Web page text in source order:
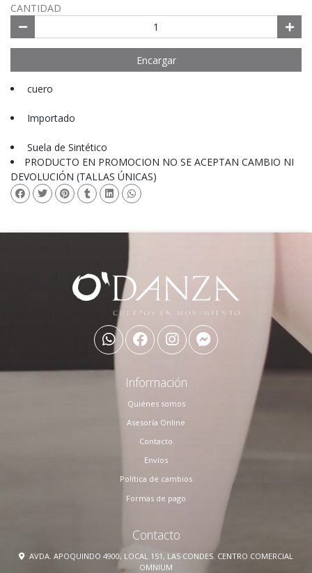
CANTIDAD
Encargar
cuero
Importado
Suela de Sintético
PRODUCTO EN PROMOCION NO SE ACEPTAN CAMBIO NI
DEVOLUCIÓN (TALLAS ÚNICAS)
Información
Quiénes somos
Asesoría Online
Contacto
Envíos
Política de cambios
Formas de pago
Contacto
AVDA. APOQUINDO 4900, LOCAL 151, LAS CONDES. CENTRO COMERCIAL
OMNIUM